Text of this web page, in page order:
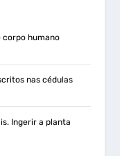
corpo humano
nas cédulas
Ingerir a planta